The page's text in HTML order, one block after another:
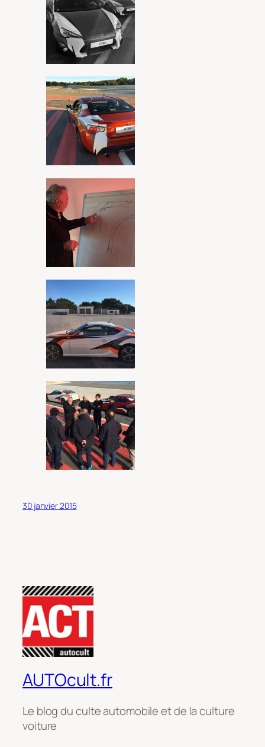
30 janvier 2015
AUTOcult.fr
Le blog du culte automobile et de la culture
voiture